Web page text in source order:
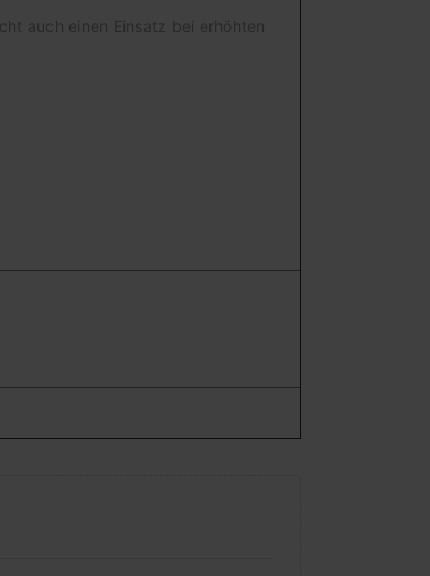
auch einen Einsatz bei erhöhten